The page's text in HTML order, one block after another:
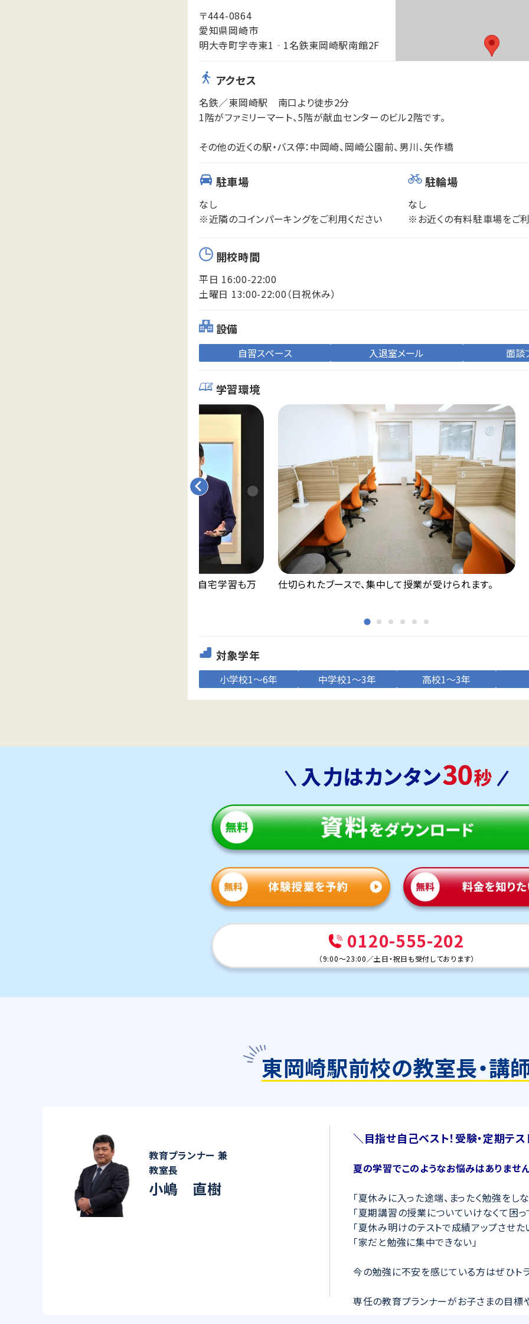
〒444-0864
愛知県岡崎市
明大寺町字寺東1‐1名鉄東岡崎駅南館2F
アクセス
名鉄／東岡崎駅 南口より徒歩2分
1階がファミリーマート、5階が献血センターのビル2階です。
その他の近くの駅・バス停：中岡崎、岡崎公園前、男川、矢作橋
駐車場
なし
※近隣のコインパーキングをご利用ください
駐輪場
なし
※お近くの有料駐車場をご利
開校時間
平日 16:00-22:00
土曜日 13:00-22:00（日祝休み）
設備
自習スペース 入退室メール 面談
学習環境
永久無料の映像授業「Try IT」が見放題。自宅学習も万
仕切られたブースで、集中して授業が受けられます。
対象学年
小学校1～6年 中学校1～3年 高校1～3年
0120-555-202
（9:00～23:00 ／土日・祝日も受付しております）
東岡崎駅前校の教室長・講
教育プランナー 兼
教室長
小嶋 直樹
＼目指せ自己ベスト！受験・定期テス
夏の学習でこのようなお悩みはありませ
「夏休みに入った途端、まったく勉強をし
「夏期講習の授業についていけなくて困っ
「夏休み明けのテストで成績アップさせ
「家だと勉強に集中できない」
今の勉強に不安を感じている方はぜひト
専任の教育プランナーがお子さまの目